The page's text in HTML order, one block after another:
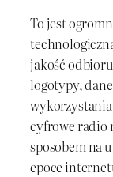
To jest
jakość
logotypy,
wykorzystania
cyfrowe radio
sposobem na
epoce